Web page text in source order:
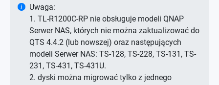
Uwaga:
1. TL-R1200C-RP nie obsługuje modeli QNAP
Serwer NAS, których nie można zaktualizować do
QTS 4.4.2 (lub nowszej) oraz następujących
modeli Serwer NAS: TS-128, TS-228, TS-131, TS-
231, TS-431, TS-431U.
2. dyski można migrować tylko z jednego